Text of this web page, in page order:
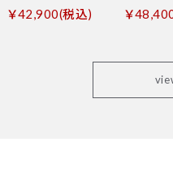
￥42,900(税込) ￥